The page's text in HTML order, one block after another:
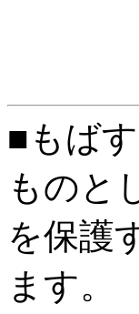
■もば
ものと
を保護
ます。